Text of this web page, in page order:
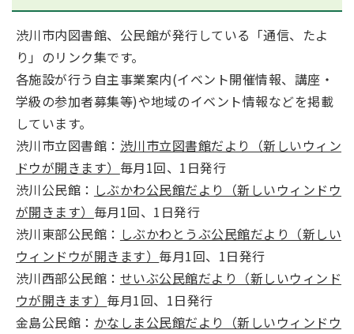
渋川市内図書館、公民館が発行している「通信、たよ
り」のリンク集です。
各施設が行う自主事業案内(イベント開催情報、講座・
学級の参加者募集等)や地域のイベント情報などを掲載
しています。
渋川市立図書館： 渋川市立図書館だより（新しいウィン
ドウが開きます） 毎月1回、1日発行
渋川公民館： しぶかわ公民館だより（新しいウィンドウ
が開きます） 毎月1回、1日発行
渋川東部公民館： しぶかわとうぶ公民館だより（新しい
ウィンドウが開きます） 毎月1回、1日発行
渋川西部公民館： せいぶ公民館だより（新しいウィンド
ウが開きます） 毎月1回、1日発行
金島公民館： かなしま公民館だより（新しいウィンドウ